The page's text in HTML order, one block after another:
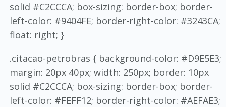
solid #C2CCCA; box-sizing: border-box; border-
left-color: #9404FE; border-right-color: #3243CA;
float: right; }
.citacao-petrobras { background-color: #D9E5E3;
margin: 20px 40px; width: 250px; border: 10px
solid #C2CCCA; box-sizing: border-box; border-
left-color: #FEFF12; border-right-color: #AEFAE3;